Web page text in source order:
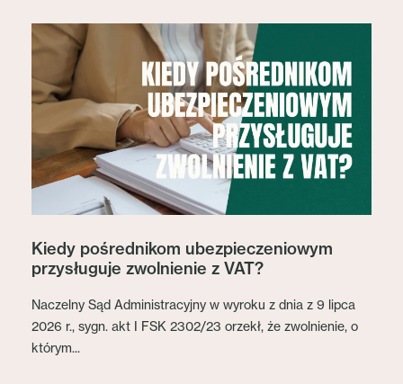
Kiedy pośrednikom ubezpieczeniowym
przysługuje zwolnienie z VAT?
Naczelny Sąd Administracyjny w wyroku z dnia z 9 lipca
2026 r., sygn. akt I FSK 2302/23 orzekł, że zwolnienie, o
którym...